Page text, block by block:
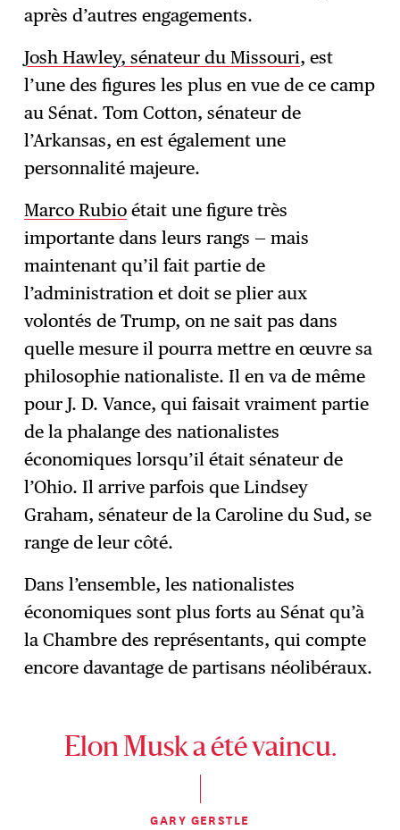
après d’autres engagements.
Josh Hawley, sénateur du Missouri, est
l’une des figures les plus en vue de ce camp
au Sénat. Tom Cotton, sénateur de
l’Arkansas, en est également une
personnalité majeure.
Marco Rubio était une figure très
importante dans leurs rangs — mais
maintenant qu’il fait partie de
l’administration et doit se plier aux
volontés de Trump, on ne sait pas dans
quelle mesure il pourra mettre en œuvre sa
philosophie nationaliste. Il en va de même
pour J. D. Vance, qui faisait vraiment partie
de la phalange des nationalistes
économiques lorsqu’il était sénateur de
l’Ohio. Il arrive parfois que Lindsey
Graham, sénateur de la Caroline du Sud, se
range de leur côté.
Dans l’ensemble, les nationalistes
économiques sont plus forts au Sénat qu’à
la Chambre des représentants, qui compte
encore davantage de partisans néolibéraux.
Elon Musk a été vaincu.
GARY GERSTLE